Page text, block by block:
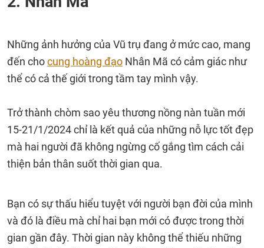
Những ảnh hưởng của Vũ trụ đang ở mức cao, mang
đến chocung hoàng đạo Nhân Mã có cảm giác như
thể có cả thế giới trong tầm tay mình vậy.
Trở thành chòm sao yêu thương nồng nàn tuần mới
15-21/1/2024 chỉ là kết quả của những nỗ lực tốt đẹp
mà hai người đã không ngừng cố gắng tìm cách cải
thiện bản thân suốt thời gian qua.
Bạn có sự thấu hiểu tuyệt với người bạn đời của mình
và đó là điều mà chỉ hai bạn mới có được trong thời
gian gần đây. Thời gian này không thể thiếu những